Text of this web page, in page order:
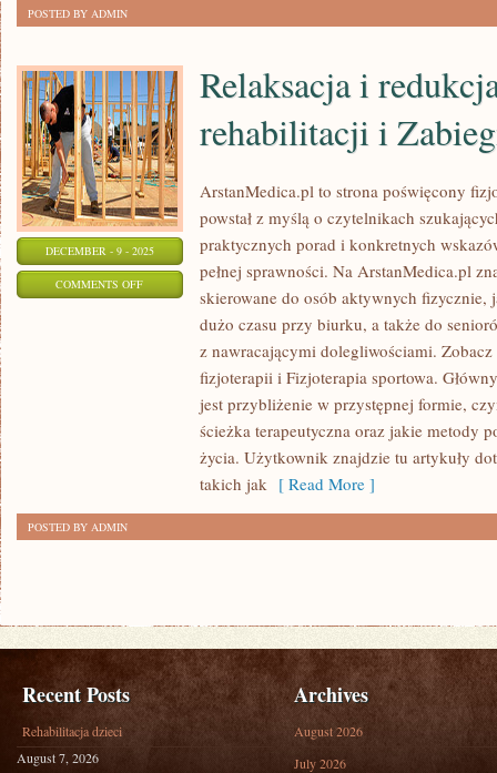
I
PORADY
POSTED BY ADMIN
DECEMBER - 9 - 2025
COMMENTS OFFON
REHABILITACJI
Relaksacja i
rehabilitacji i
ArstanMedica.pl to strona poświęcony
powstał z myślą o czytelnikach
praktycznych porad i konkretnych
pełnej sprawności. Na ArstanMedica.pl
skierowane do osób aktywnych fizycznie,
dużo czasu przy biurku, a także do
z nawracającymi dolegliwościami.
fizjoterapii i Fizjoterapia sportowa.
jest przybliżenie w przystępnej formie,
ścieżka terapeutyczna oraz jakie metody
życia. Użytkownik znajdzie tu artykuły
takich jak [ Read More ]
POSTED BY ADMIN
Recent Posts
Rehabilitacja dzieci
August 7, 2026
Archives
August 2026
July 2026